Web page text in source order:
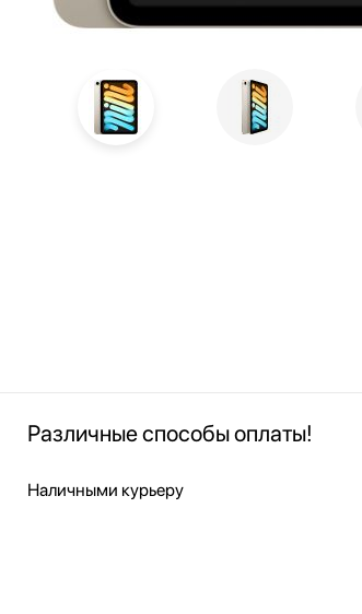
Различные способы оплаты!
Наличными курьеру